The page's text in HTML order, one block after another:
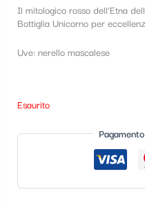
Il mitologico rosso dell’Etna
Bottiglia Unicorno per
Uve: nerello mascalese
Esaurito
a
a
e
i